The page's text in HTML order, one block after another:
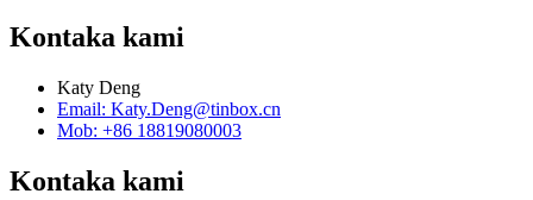
Kontaka kami
Katy Deng
Email: Katy.Deng@tinbox.cn
Mob: +86 18819080003
Kontaka kami